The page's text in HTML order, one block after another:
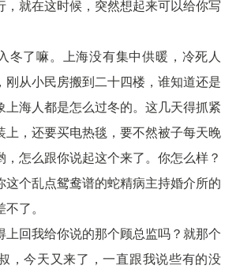
，就在这时候，突然想起来可以给你写
冬了嘛。上海没有集中供暖，冷死人
刚从小民房搬到二十四楼，谁知道还是
上海人都是怎么过冬的。这几天得抓紧
上，还要买电热毯，要不然被子每天晚
，怎么跟你说起这个来了。你怎么样？
这个乱点鸳鸯谱的蛇精病主持婚介所的
了。
上回我给你说的那个顾总监吗？就那个
，今天又来了，一直跟我说些有的没